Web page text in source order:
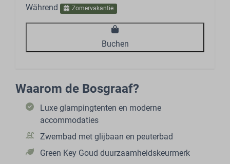
Während Zomervakantie
Buchen
Waarom de Bosgraaf?
Luxe glampingtenten en moderne
accommodaties
Zwembad met glijbaan en peuterbad
Green Key Goud duurzaamheidskeurmerk